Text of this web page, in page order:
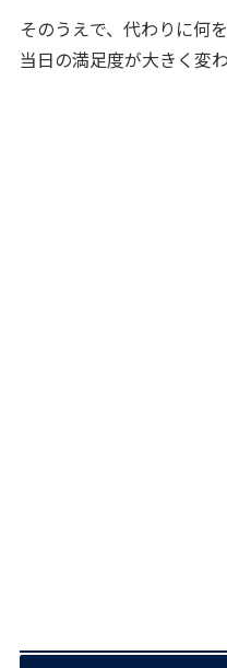
そのうえで、代わりに何
当日の満足度が大きく変わ